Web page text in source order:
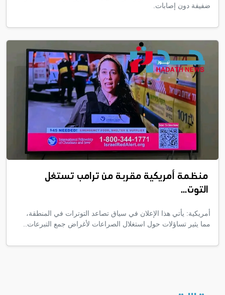
ضفيفة دون إصابات.
منظمة أمريكية مقربة من ترامب تستغل
التوت...
أمريكية: يأتي هذا الإعلان في سياق تصاعد التوترات في المنطقة،
مما يثير تساؤلات حول استغلال الصراعات لأغراض جمع التبرعات..